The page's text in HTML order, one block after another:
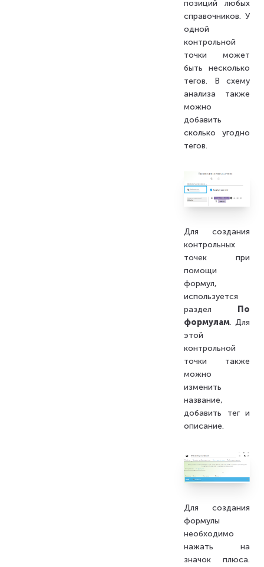
позиций любых
справочников. У
одной
контрольной
точки может
быть несколько
тегов. В схему
анализа также
можно
добавить
сколько угодно
тегов.
Для создания
контрольных
точек при
помощи
формул,
используется
раздел
По
формулам. Для
этой
контрольной
точки также
можно
изменить
название,
добавить тег и
описание.
Для создания
формулы
необходимо
нажать на
значок плюса.